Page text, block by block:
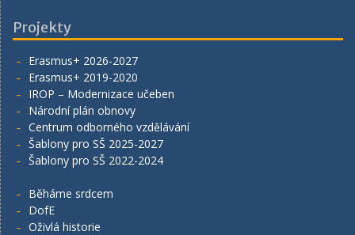
Projekty
Erasmus+ 2026-2027
Erasmus+ 2019-2020
IROP – Modernizace učeben
Národní plán obnovy
Centrum odborného vzdělávání
Šablony pro SŠ 2025-2027
Šablony pro SŠ 2022-2024
Běháme srdcem
DofE
Oživlá historie